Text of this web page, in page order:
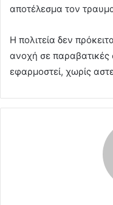
αποτέλεσμα τον
Η πολιτεία δεν
ανοχή σε
εφαρμοστεί, χωρίς